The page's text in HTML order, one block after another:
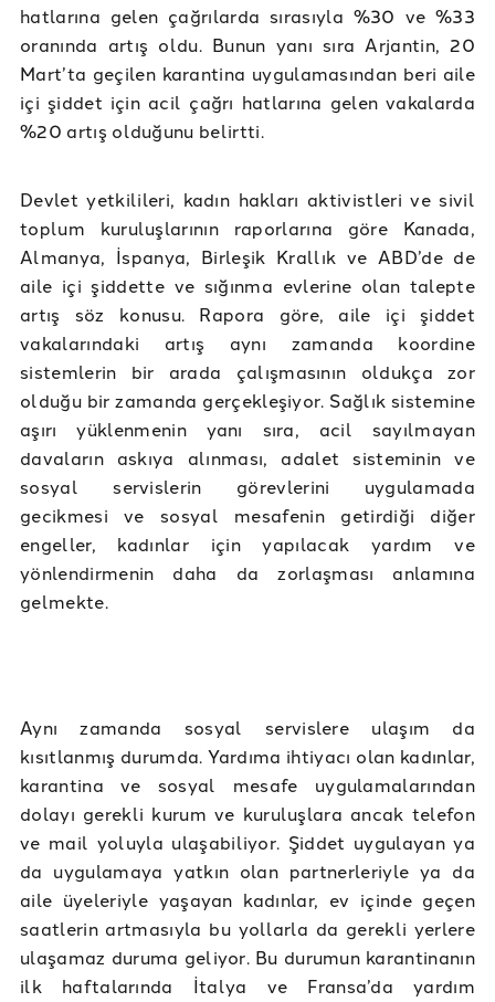
hatlarına gelen çağrılarda sırasıyla %30 ve %33
oranında artış oldu. Bunun yanı sıra Arjantin, 20
Mart’ta geçilen karantina uygulamasından beri aile
içi şiddet için acil çağrı hatlarına gelen vakalarda
%20 artış olduğunu belirtti.
Devlet yetkilileri, kadın hakları aktivistleri ve sivil
toplum kuruluşlarının raporlarına göre Kanada,
Almanya, İspanya, Birleşik Krallık ve ABD’de de
aile içi şiddette ve sığınma evlerine olan talepte
artış söz konusu. Rapora göre, aile içi şiddet
vakalarındaki artış aynı zamanda koordine
sistemlerin bir arada çalışmasının oldukça zor
olduğu bir zamanda gerçekleşiyor. Sağlık sistemine
aşırı yüklenmenin yanı sıra, acil sayılmayan
davaların askıya alınması, adalet sisteminin ve
sosyal servislerin görevlerini uygulamada
gecikmesi ve sosyal mesafenin getirdiği diğer
engeller, kadınlar için yapılacak yardım ve
yönlendirmenin daha da zorlaşması anlamına
gelmekte.
Aynı zamanda sosyal servislere ulaşım da
kısıtlanmış durumda. Yardıma ihtiyacı olan kadınlar,
karantina ve sosyal mesafe uygulamalarından
dolayı gerekli kurum ve kuruluşlara ancak telefon
ve mail yoluyla ulaşabiliyor. Şiddet uygulayan ya
da uygulamaya yatkın olan partnerleriyle ya da
aile üyeleriyle yaşayan kadınlar, ev içinde geçen
saatlerin artmasıyla bu yollarla da gerekli yerlere
ulaşamaz duruma geliyor. Bu durumun karantinanın
ilk haftalarında İtalya ve Fransa’da yardım